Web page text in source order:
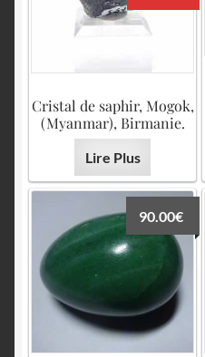
Cristal de saphir, Mogok,
(Myanmar), Birmanie.
Lire Plus
90.00€